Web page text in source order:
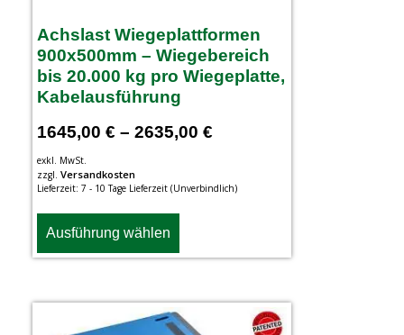
Achslast Wiegeplattformen
900x500mm – Wiegebereich
bis 20.000 kg pro Wiegeplatte,
Kabelausführung
1645,00 € – 2635,00 €
exkl. MwSt.
zzgl. Versandkosten
Lieferzeit: 7 - 10 Tage Lieferzeit (Unverbindlich)
Ausführung wählen